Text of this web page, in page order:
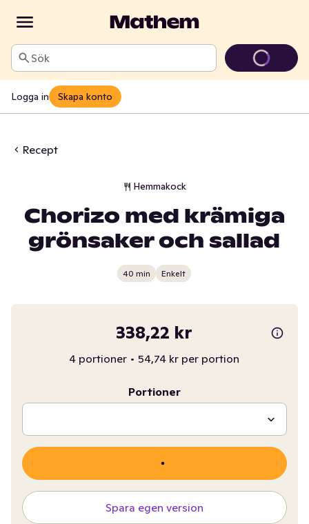
Sök
Logga in Skapa konto
Recept
Hemmakock
Chorizo med krämiga
grönsaker och sallad
40 min Enkelt
338,22 kr
4 portioner • 54,74 kr per portion
Portioner
Spara egen version